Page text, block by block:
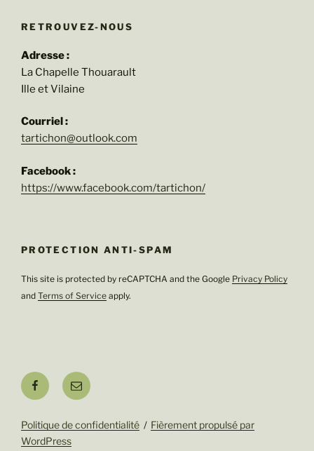
RETROUVEZ-NOUS
Adresse :
La Chapelle Thouarault
Ille et Vilaine
Courriel :
tartichon@outlook.com
Facebook :
https://www.facebook.com/tartichon/
PROTECTION ANTI-SPAM
This site is protected by reCAPTCHA and the Google Privacy Policy
and Terms of Service apply.
Facebook
E-
mail
Politique de confidentialité
Fièrement propulsé par
WordPress